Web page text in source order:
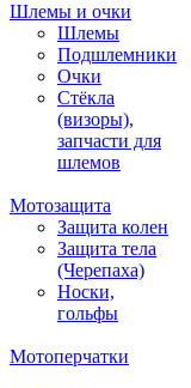
Шлемы и очки
Шлемы
Подшлемники
Очки
Стёкла
(визоры),
запчасти для
шлемов
Мотозащита
Защита колен
Защита тела
(Черепаха)
Носки,
гольфы
Мотоперчатки